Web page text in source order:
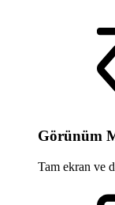
Görünüm
Tam ekran ve